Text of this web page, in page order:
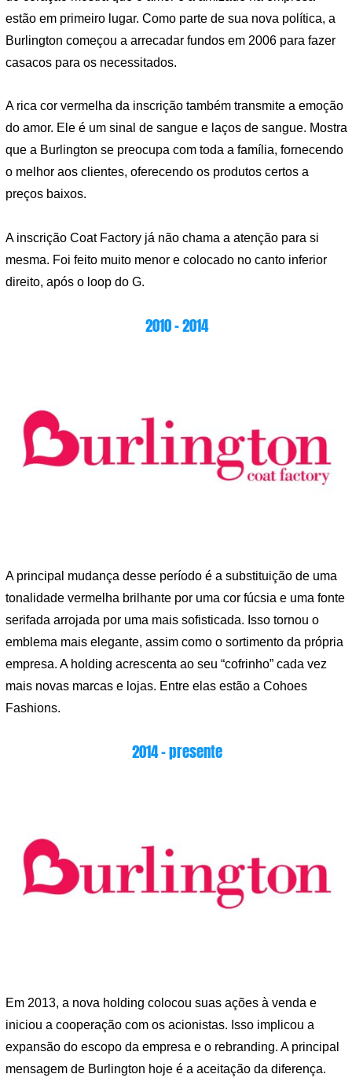
estão em primeiro lugar. Como parte de sua nova política, a
Burlington começou a arrecadar fundos em 2006 para fazer
casacos para os necessitados.
A rica cor vermelha da inscrição também transmite a emoção
do amor. Ele é um sinal de sangue e laços de sangue. Mostra
que a Burlington se preocupa com toda a família, fornecendo
o melhor aos clientes, oferecendo os produtos certos a
preços baixos.
A inscrição Coat Factory já não chama a atenção para si
mesma. Foi feito muito menor e colocado no canto inferior
direito, após o loop do G.
2010 – 2014
A principal mudança desse período é a substituição de uma
tonalidade vermelha brilhante por uma cor fúcsia e uma fonte
serifada arrojada por uma mais sofisticada. Isso tornou o
emblema mais elegante, assim como o sortimento da própria
empresa. A holding acrescenta ao seu “cofrinho” cada vez
mais novas marcas e lojas. Entre elas estão a Cohoes
Fashions.
2014 – presente
Em 2013, a nova holding colocou suas ações à venda e
iniciou a cooperação com os acionistas. Isso implicou a
expansão do escopo da empresa e o rebranding. A principal
mensagem de Burlington hoje é a aceitação da diferença.